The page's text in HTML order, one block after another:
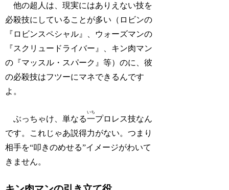
他の超人は、現実にはありえない技を
必殺技にしていることが多い（ロビンの
『ロビンスペシャル』、ウォーズマンの
『スクリュードライバー』、キン肉マン
の『マッスル・スパーク』等）のに、彼
の必殺技はフツーにマネできるんです
よ。
ぶっちゃけ、単なる一
いち
プロレス技なん
です。これじゃあ説得力がない。つまり
相手を“叩きのめせる”イメージがわいて
きません。